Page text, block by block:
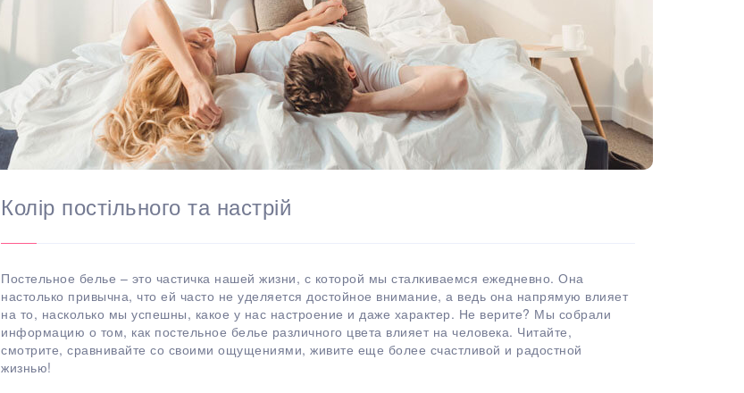
Колір постільного та настрій
Постельное белье – это частичка нашей жизни, с которой мы сталкиваемся ежедневно. Она
настолько привычна, что ей часто не уделяется достойное внимание, а ведь она напрямую влияет
на то, насколько мы успешны, какое у нас настроение и даже характер. Не верите? Мы собрали
информацию о том, как постельное белье различного цвета влияет на человека. Читайте,
смотрите, сравнивайте со своими ощущениями, живите еще более счастливой и радостной
жизнью!